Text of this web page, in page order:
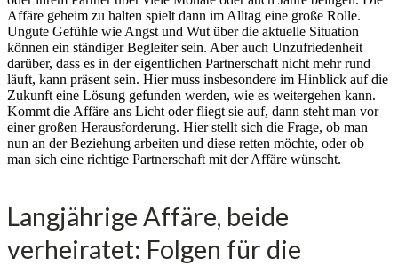
Affäre geheim zu halten spielt dann im Alltag eine große Rolle.
Ungute Gefühle wie Angst und Wut über die aktuelle Situation
können ein ständiger Begleiter sein. Aber auch Unzufriedenheit
darüber, dass es in der eigentlichen Partnerschaft nicht mehr rund
läuft, kann präsent sein. Hier muss insbesondere im Hinblick auf die
Zukunft eine Lösung gefunden werden, wie es weitergehen kann.
Kommt die Affäre ans Licht oder fliegt sie auf, dann steht man vor
einer großen Herausforderung. Hier stellt sich die Frage, ob man
nun an der Beziehung arbeiten und diese retten möchte, oder ob
man sich eine richtige Partnerschaft mit der Affäre wünscht.
Langjährige Affäre, beide
verheiratet: Folgen für die